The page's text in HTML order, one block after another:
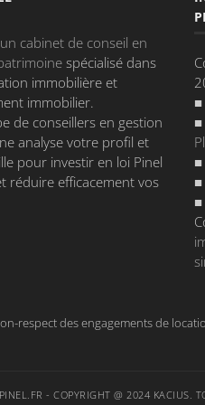
cabinet de conseil en
spécialisé dans
immobilière et
immobilier.
de conseillers en gestion
analyse votre profil et
pour investir en loi Pinel
réduire efficacement vos
■
■
■
■
■
respect des engagements de
- COPYRIGHT @ 2024 KACIUS.